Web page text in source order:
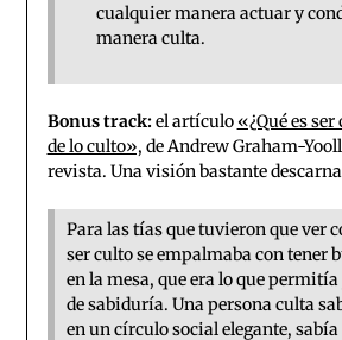
cualquier manera actuar y
manera culta.
Bonus track:el artículo «¿Qué es
de lo culto», de Andrew Graham-
revista. Una visión bastante
Para las tías que tuvieron que ver
ser culto se empalmaba con tener
en la mesa, que era lo que
de sabiduría. Una persona culta
en un círculo social elegante,